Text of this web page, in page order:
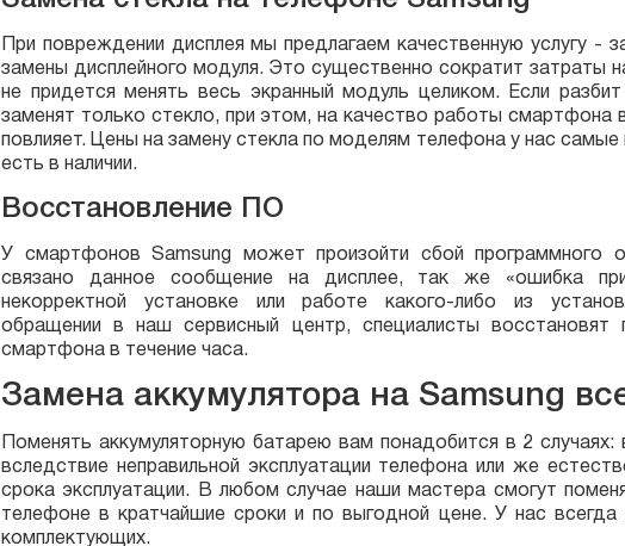
При повреждении дисплея мы предлагаем качественную услугу -
замены дисплейного модуля. Это существенно сократит затраты
не придется менять весь экранный модуль целиком. Если
заменят только стекло, при этом, на качество работы смартфона
повлияет. Цены на замену стекла по моделям телефона у нас
есть в наличии.
Восстановление ПО
У смартфонов Samsung может произойти сбой программного
связано данное сообщение на дисплее, так же «ошибка
некорректной установке или работе какого-либо из
обращении в наш сервисный центр, специалисты восстановят
смартфона в течение часа.
Замена аккумулятора на Samsung
Поменять аккумуляторную батарею вам понадобится в 2 случаях:
вследствие неправильной эксплуатации телефона или же
срока эксплуатации. В любом случае наши мастера смогут
телефоне в кратчайшие сроки и по выгодной цене. У нас
комплектующих.